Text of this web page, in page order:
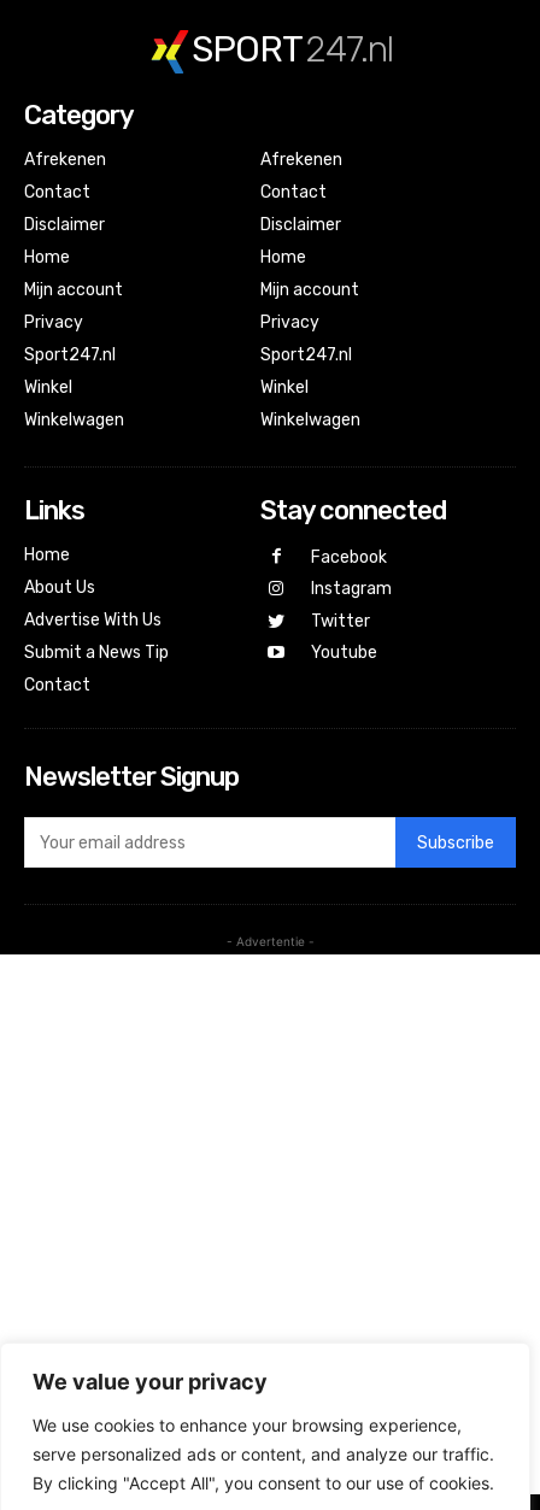
We value your privacy
We use cookies to enhance your browsing experience,
serve personalized ads or content, and analyze our traffic.
By clicking "Accept All", you consent to our use of cookies.
SPORT247.nl
Category
Afrekenen
Contact
Disclaimer
Home
Mijn account
Privacy
Sport247.nl
Winkel
Winkelwagen
Afrekenen
Contact
Disclaimer
Home
Mijn account
Privacy
Sport247.nl
Winkel
Winkelwagen
Links
Home
About Us
Advertise With Us
Submit a News Tip
Contact
Stay connected
Facebook
Instagram
Twitter
Youtube
Newsletter Signup
Subscribe
- Advertentie -